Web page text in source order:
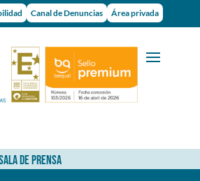
Canal de Denuncias Área privada
DE PRENSA